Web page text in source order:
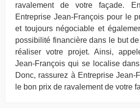
ravalement de votre façade.
Entreprise Jean-François pour le
et toujours négociable et
possibilité financière dans le but
réaliser votre projet. Ainsi,
Jean-François qui se localise
Donc, rassurez à Entreprise Jean-
le bon prix de ravalement de votre